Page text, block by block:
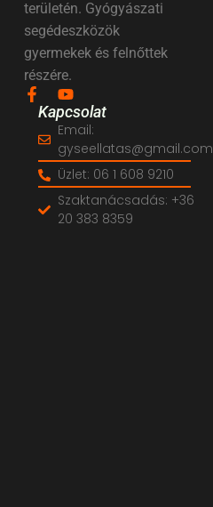
területén. Gyógyászati
segédeszközök
gyermekek és felnőttek
részére.
Kapcsolat
Email:
gyseellatas@gmail.com
Üzlet: 06 1 608 9210
Szaktanácsadás: +36
20 383 8359